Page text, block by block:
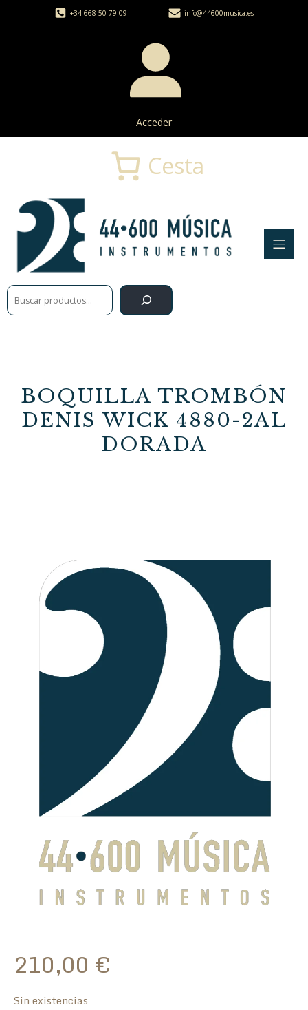
+34 668 50 79 09 info@44600musica.es
Acceder
Buscar
Cesta
BOQUILLA TROMBÓN
DENIS WICK 4880-2AL
DORADA
210,00 €
Sin existencias